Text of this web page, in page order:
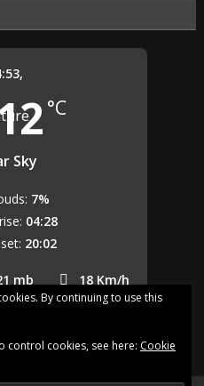
°C
Sky
mb 18 Km/h
7%
04:28
20:02
By continuing to use this
control cookies, see here: Cookie